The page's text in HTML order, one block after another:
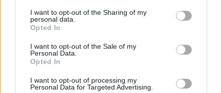
I want to opt-out of the Sharing of my
personal data.
Opted In
I want to opt-out of the Sale of my
Personal Data.
Opted In
I want to opt-out of processing my
Personal Data for Targeted Advertising.